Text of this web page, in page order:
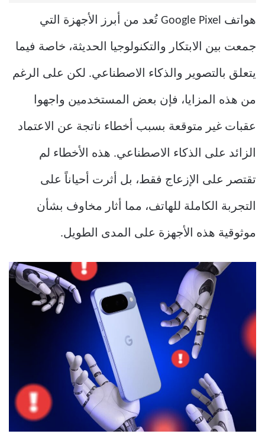
هواتف Google Pixel تُعد من أبرز الأجهزة التي
جمعت بين الابتكار والتكنولوجيا الحديثة، خاصة فيما
يتعلق بالتصوير والذكاء الاصطناعي. لكن على الرغم
من هذه المزايا، فإن بعض المستخدمين واجهوا
عقبات غير متوقعة بسبب أخطاء ناتجة عن الاعتماد
الزائد على الذكاء الاصطناعي. هذه الأخطاء لم
تقتصر على الإزعاج فقط، بل أثرت أحياناً على
التجربة الكاملة للهاتف، مما أثار مخاوف بشأن
موثوقية هذه الأجهزة على المدى الطويل.